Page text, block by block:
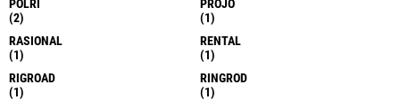
POLRI
(2)
PROJO
(1)
RASIONAL
(1)
RENTAL
(1)
RIGROAD
(1)
RINGROD
(1)